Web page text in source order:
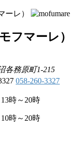
モフマーレ）
各務原町1-215
058-260-3327
～20時
時～20時